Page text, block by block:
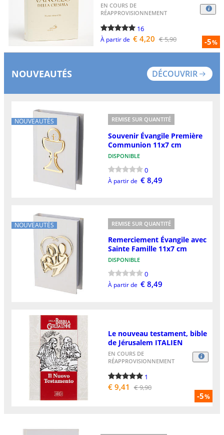
-5%
EN COURS DE
RÉAPPROVISIONNEMENT
16
À partir de € 4,20 € 5,90
NOUVEAUTÉS DÉCOUVRIR
NOUVEAUTÉS REMISE SUR QUANTITÉ
Souvenir Évangile Première
Communion 11x7 cm
DISPONIBLE
0
À partir de € 8,49
NOUVEAUTÉS REMISE SUR QUANTITÉ
Remerciement Évangile avec
Sainte Famille 11x7 cm
DISPONIBLE
0
À partir de € 8,49
-5%
Le nouveau testament, bible
de Jérusalem ITALIEN
EN COURS DE
RÉAPPROVISIONNEMENT
1
€ 9,41 € 9,90